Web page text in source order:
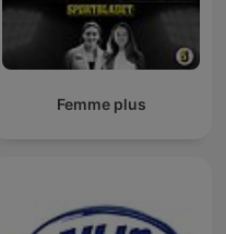
Femme plus